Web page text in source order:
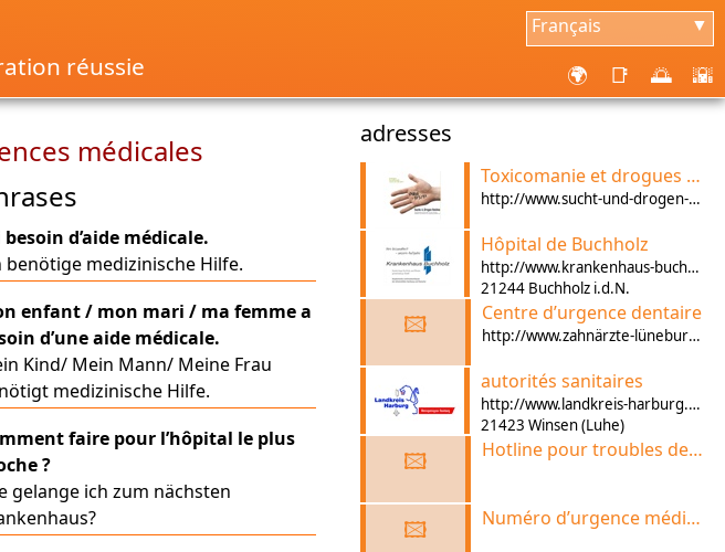
Français ▼
réussie 🌍 📑 🌅 🌇
médicales
besoin d’aide médicale.
benötige medizinische Hilfe.
enfant / mon mari / ma femme a
d’une aide médicale.
Kind/ Mein Mann/ Meine Frau
medizinische Hilfe.
faire pour l’hôpital le plus
?
gelange ich zum nächsten
adresses
Toxicomanie et drogues Hotline
http://www.sucht-und-drogen-hotline.de/
Hôpital de Buchholz
http://www.krankenhaus-buchholz.de
21244 Buchholz i.d.N.
🖾 Centre d’urgence dentaire
http://www.zahnärzte-lüneburg.de/notdienst.html
autorités sanitaires
http://www.landkreis-harburg.de
21423 Winsen (Luhe)
🖾 Hotline pour troubles de l’alimentation
🖾 Numéro d’urgence médicale